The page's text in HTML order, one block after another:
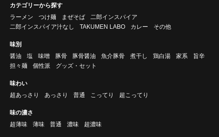
カテゴリーから探す
ラーメン
つけ麺 まぜそば
二郎インスパイア
二郎インスパイア汁なし
TAKUMEN LABO カレー その他
味別
醤油
塩 味噌 豚骨 豚骨醤油 魚介豚骨 煮干し 鶏白湯 家系
旨辛
担々麺
個性派 グッズ・セット
味わい
超あっさり
あっさり 普通 こってり 超こってり
味の濃さ
超薄味
薄味 普通 濃味 超濃味